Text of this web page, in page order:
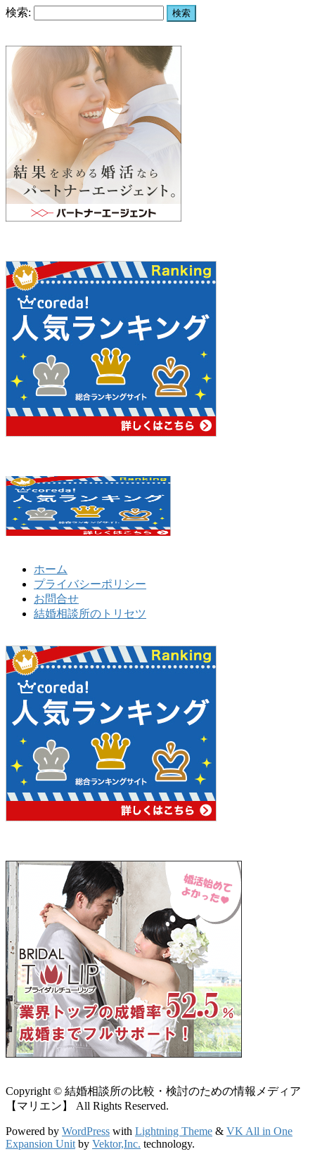
検索:
ホーム
プライバシーポリシー
お問合せ
結婚相談所のトリセツ
Copyright © 結婚相談所の比較・検討のための情報メディア
【マリエン】 All Rights Reserved.
Powered by WordPress with Lightning Theme & VK All in One
Expansion Unit by Vektor,Inc. technology.